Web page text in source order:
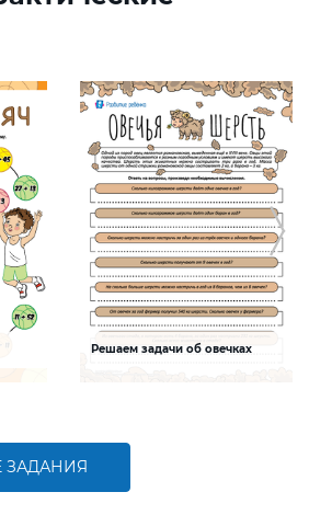
Решаем задачи об овечках
осуществлять устные и письменные
ЗАДАНИЯ